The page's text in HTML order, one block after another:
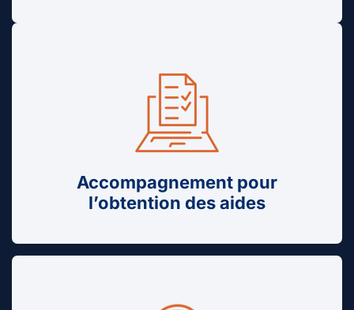
Accompagnement pour
l’obtention des aides